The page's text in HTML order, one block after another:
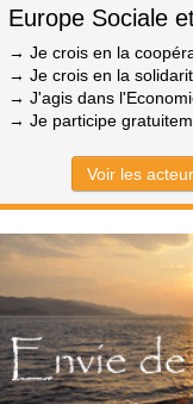
Europe Sociale
→ Je crois en la
→ Je crois en la
→ J'agis dans
→ Je participe
Voir les